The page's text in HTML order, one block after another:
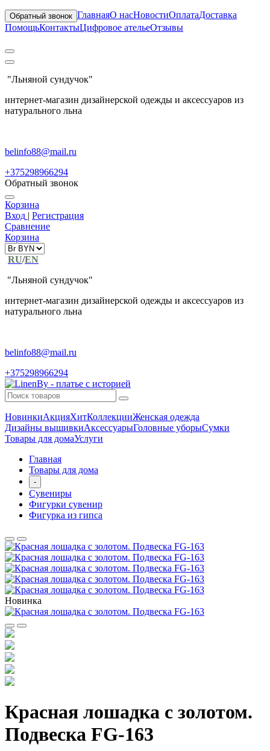
Обратный звонок ГлавнаяО насНовостиОплатаДоставка
ПомощьКонтактыЦифровое ательеОтзывы
"Льняной сундучок"
интернет-магазин дизайнерской одежды и аксессуаров из
натурального льна
belinfo88@mail.ru
+375298966294
Обратный звонок
Корзина
Вход | Регистрация
Сравнение
Корзина
RU/EN
"Льняной сундучок"
интернет-магазин дизайнерской одежды и аксессуаров из
натурального льна
belinfo88@mail.ru
+375298966294
НовинкиАкцияХитКоллекцииЖенская одежда
Дизайны вышивкиАксессуарыГоловные уборыСумки
Товары для домаУслуги
Главная
Товары для дома
-
Сувениры
Фигурки сувенир
Фигурка из гипса
Новинка
Красная лошадка с золотом.
Подвеска FG-163